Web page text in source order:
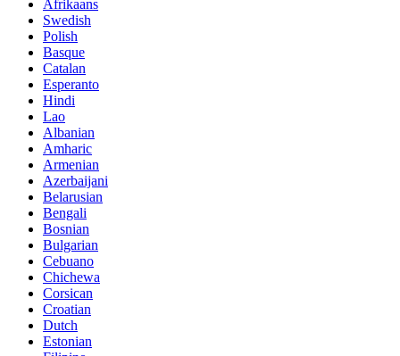
Afrikaans
Swedish
Polish
Basque
Catalan
Esperanto
Hindi
Lao
Albanian
Amharic
Armenian
Azerbaijani
Belarusian
Bengali
Bosnian
Bulgarian
Cebuano
Chichewa
Corsican
Croatian
Dutch
Estonian